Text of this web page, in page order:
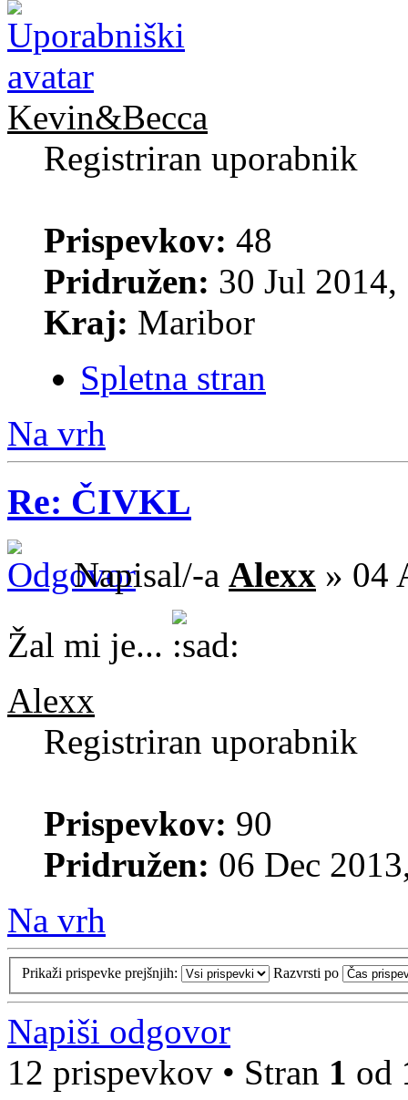
Kevin&Becca
Registriran uporabnik
Prispevkov: 48
Pridružen: 30 Jul 2014,
Kraj: Maribor
Spletna stran
Na vrh
Re: ČIVKL
Napisal/-a Alexx » 04
Žal mi je...
Alexx
Registriran uporabnik
Prispevkov: 90
Pridružen: 06 Dec
Na vrh
Prikaži prispevke prejšnjih: Razvrsti po
Napiši odgovor
12 prispevkov • Stran 1 od